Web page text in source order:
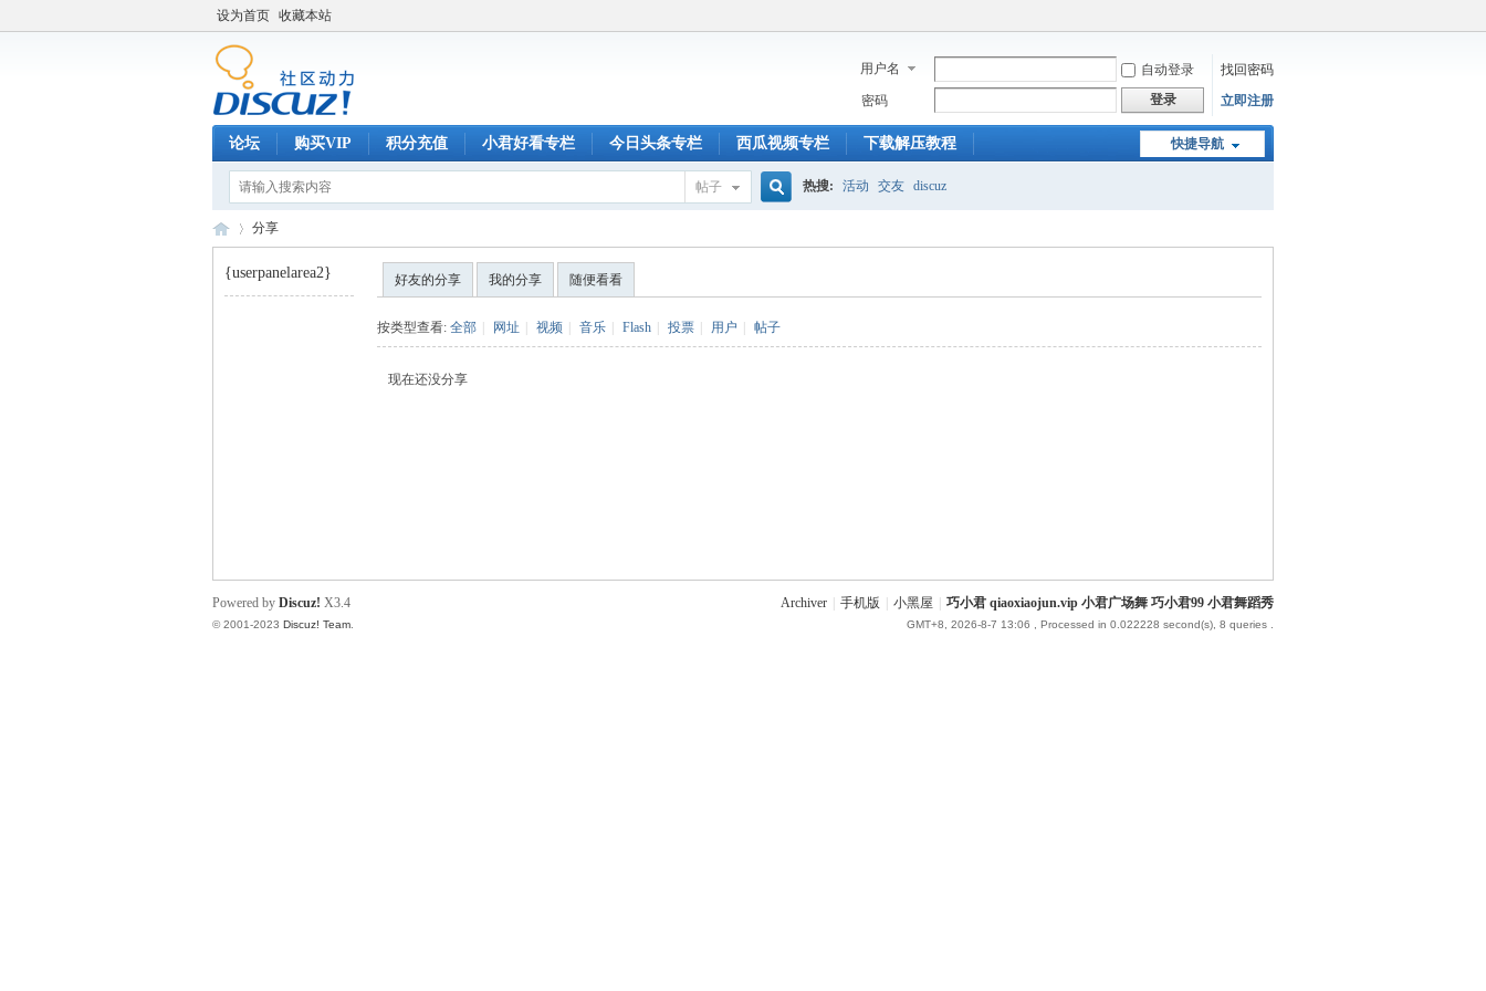
设为首页 收藏本站
用户名 自动登录
找回密码
密码
登录 立即注册
快捷导航
论坛 购买VIP 积分充值 小君好看专栏 今日头条专栏 西瓜视频专栏 下载解压教程
帖子 热搜: 活动 交友 discuz
分享
{userpanelarea2} 好友的分享 我的分享 随便看看
按类型查看: 全部 网址 视频 音乐 Flash 投票 用户 帖子
现在还没分享
Archiver 手机版 小黑屋 巧小君 qiaoxiaojun.vip 小君广场舞 巧小君99 小君舞蹈秀
GMT+8, 2026-8-7 13:06 , Processed in 0.022228 second(s), 8 queries .
Powered by Discuz! X3.4
© 2001-2023 Discuz! Team